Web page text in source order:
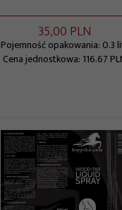
35,00 PLN
Pojemność opakowania: 0.3
Cena jednostkowa: 116.67